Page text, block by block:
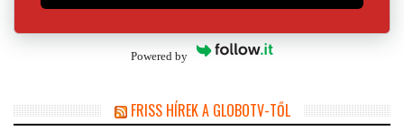
Powered by
FRISS HÍREK A GLOBOTV-TŐL